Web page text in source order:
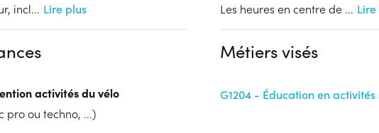
financements (Entreprise ; Individuel ;
datant de moins d’un an à la
Public :
En recherche d'emploi, Tout
Concours :
- Contactez l'organisme pour
incl... Lire plus Les heures en centre de ...
activités du vélo
pro ou techno, ...)
Métiers visés
G1204 - Éducation en